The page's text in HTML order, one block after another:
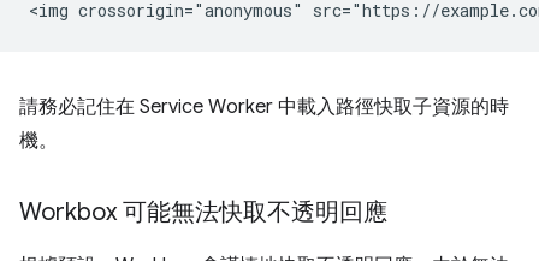
請務必記住在 Service Worker 中載入路徑快取子資源的時
機。
Workbox 可能無法快取不透明回應